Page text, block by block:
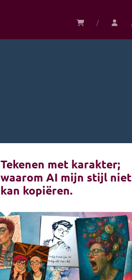
Tekenen met karakter;
waarom AI mijn stijl niet
kan kopiëren.